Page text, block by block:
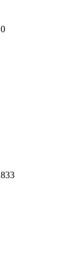
0
833